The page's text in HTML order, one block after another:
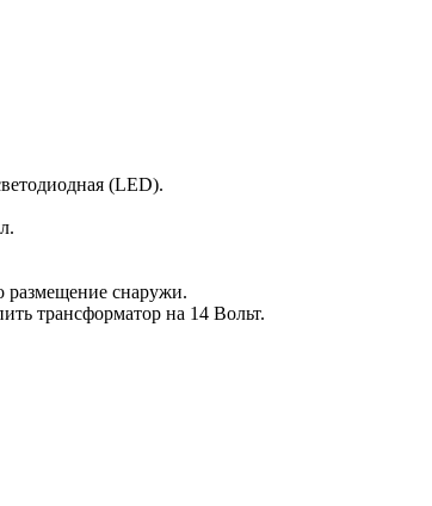
(LED).
размещение снаружи.
трансформатор на 14 Вольт.